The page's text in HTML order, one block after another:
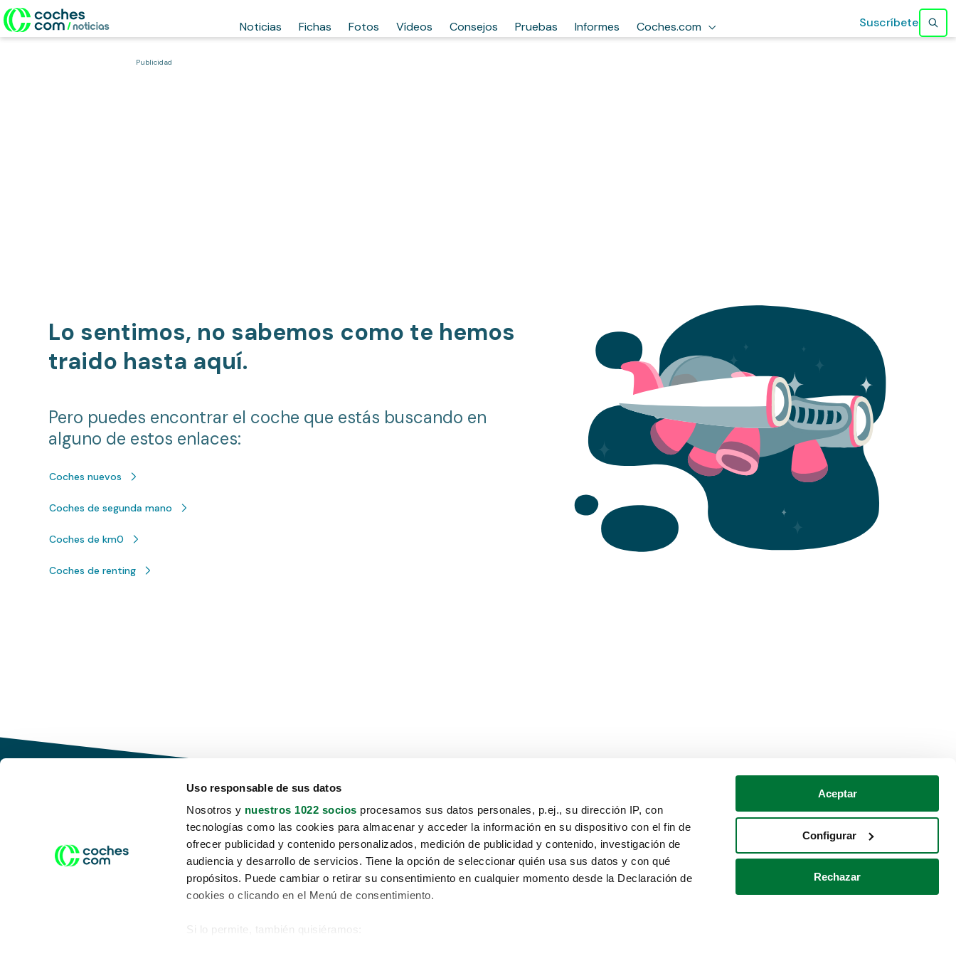
Uso responsable de sus datos
Nosotros y nuestros 1022 socios procesamos sus datos personales, p.ej., su dirección IP, con
tecnologías como las cookies para almacenar y acceder la información en su dispositivo con el fin de
ofrecer publicidad y contenido personalizados, medición de publicidad y contenido, investigación de
audiencia y desarrollo de servicios. Tiene la opción de seleccionar quién usa sus datos y con qué
propósitos. Puede cambiar o retirar su consentimiento en cualquier momento desde la Declaración de
cookies o clicando en el Menú de consentimiento.
Si lo permite, también quisiéramos:
Aceptar
Configurar
Rechazar
Noticias Fichas Fotos Vídeos Consejos Pruebas Informes Coches.com Suscríbete
Publicidad
Lo sentimos, no sabemos como te hemos
traido hasta aquí.
Pero puedes encontrar el coche que estás buscando en
alguno de estos enlaces:
Coches nuevos
Coches de segunda mano
Coches de km0
Coches de renting
Conduce tu futuro,
desata tu movilidad